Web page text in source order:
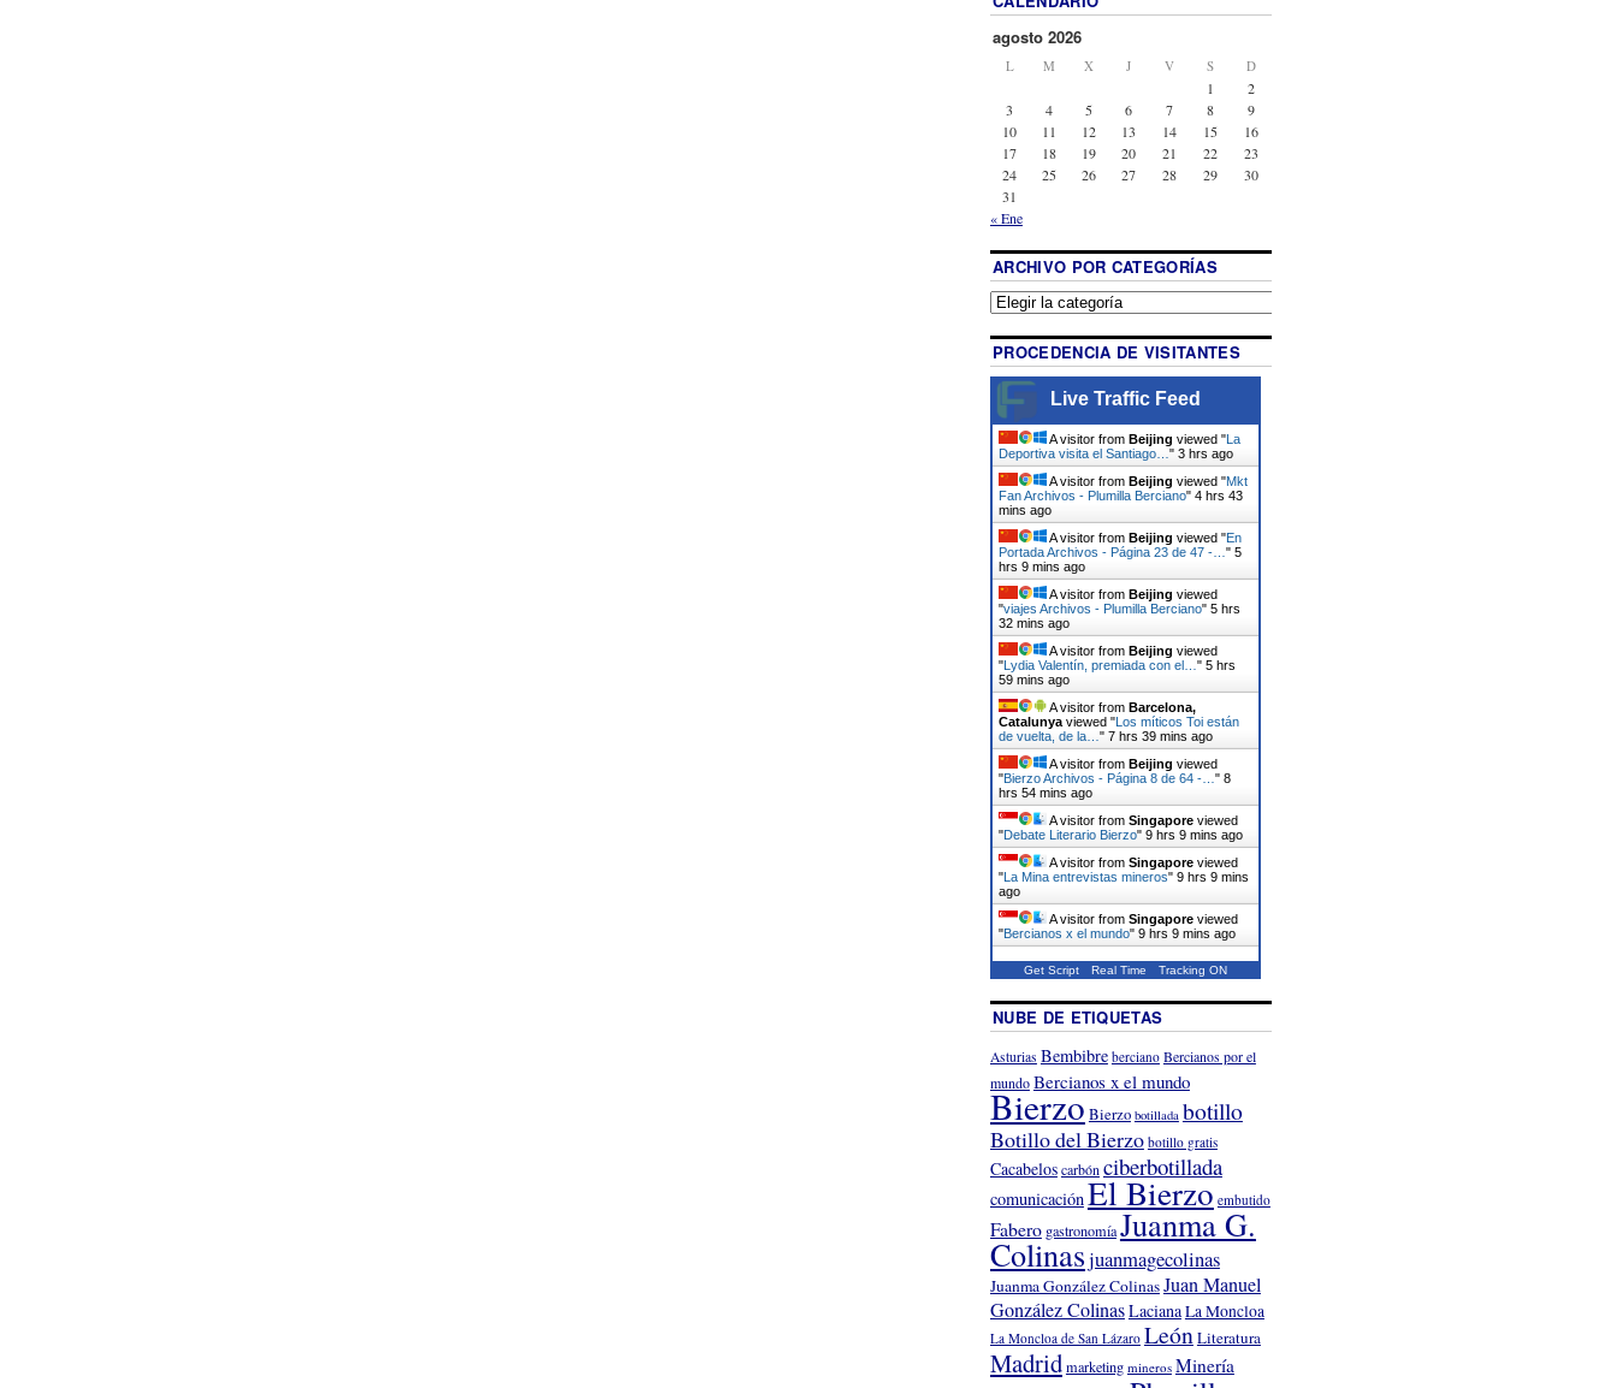
agosto 2026
L M X J V S D
1
2
3
4 5 6 7 8
9
10
11 12 13 14 15
16
17
18 19 20 21 22
23
24
25 26 27 28 29
30
31
« Ene
ARCHIVO POR CATEGORÍAS
PROCEDENCIA DE VISITANTES
Live Traffic Feed
A visitor from Beijing viewed "La
Deportiva visita el Santiago… " 3 hrs ago
A visitor from Beijing viewed "Mkt
Fan Archivos - Plumilla Berciano" 4 hrs 43
mins ago
A visitor from Beijing viewed "En
Portada Archivos - Página 23 de 47 -… " 5
hrs 9 mins ago
A visitor from Beijing viewed
"viajes Archivos - Plumilla Berciano" 5 hrs
32 mins ago
A visitor from Beijing viewed
"Lydia Valentín, premiada con el… " 5 hrs
59 mins ago
A visitor from Barcelona,
Catalunyaviewed "Los míticos Toi están
de vuelta, de la… " 7 hrs 39 mins ago
A visitor from Beijing viewed
"Bierzo Archivos - Página 8 de 64 -… " 8
hrs 54 mins ago
A visitor from Singaporeviewed
"Debate Literario Bierzo" 9 hrs 9 mins ago
A visitor from Singaporeviewed
"La Mina entrevistas mineros" 9 hrs 9 mins
ago
A visitor from Singaporeviewed
"Bercianos x el mundo" 9 hrs 9 mins ago
Get Script Real Time Tracking ON
NUBE DE ETIQUETAS
Asturias Bembibre berciano Bercianos por el
mundoBercianos x el mundo
BierzoBierzo botillada botillo
Botillo del Bierzo botillo gratis
Cacabeloscarbón ciberbotillada
comunicaciónEl Bierzo embutido
Fabero gastronomíaJuanma G.
Colinasjuanmagecolinas
Juanma González ColinasJuan Manuel
González ColinasLacianaLa Moncloa
La Moncloa de San Lázaro LeónLiteratura
Madridmarketing mineros Minería